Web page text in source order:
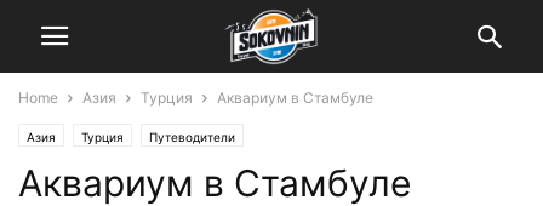
Home Азия Турция Аквариум в Стамбуле
Азия Турция Путеводители
Аквариум в Стамбуле